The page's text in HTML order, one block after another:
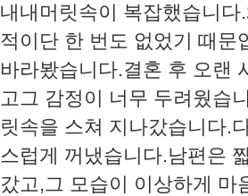
내내머릿속이 복잡했습니
적이단 한 번도 없었기 때문
바라봤습니다.​결혼 후 오랜
고그 감정이 너무 두려웠습
릿속을 스쳐 지나갔습니다.​​
스럽게 꺼냈습니다.​남편은
갔고,그 모습이 이상하게